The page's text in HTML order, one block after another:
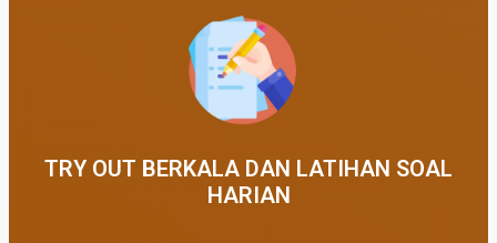
TRY OUT BERKALA DAN LATIHAN SOAL
HARIAN